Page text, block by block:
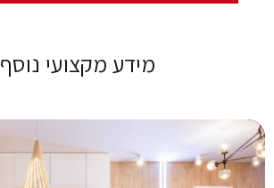
מידע מקצועי נוסף